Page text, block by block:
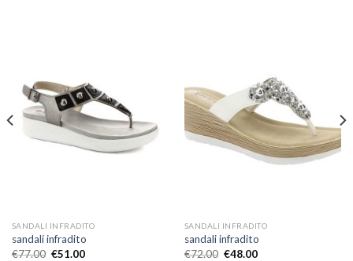
SANDALI INFRADITO
sandali infradito
€77.00 €51.00
SANDALI INFRADITO
sandali infradito
€72.00 €48.00